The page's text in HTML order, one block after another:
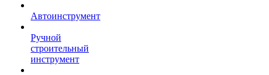
Автоинструмент
Ручной
строительный
инструмент